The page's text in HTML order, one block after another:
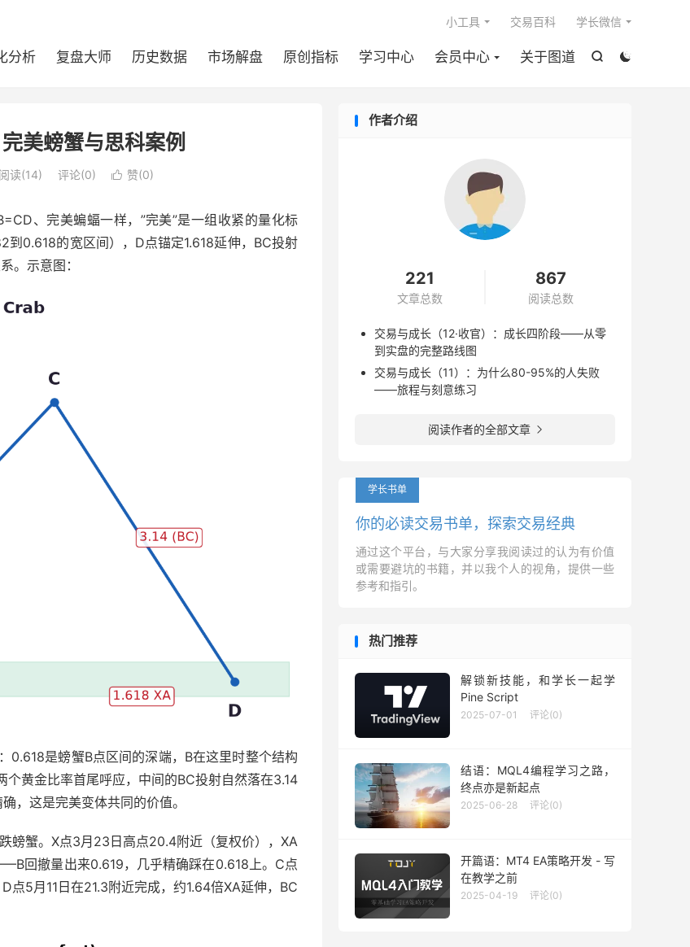


分析 复盘大师 历史数据 市场解盘 原创指标 学习中心 会员中心 关于图道
小工具 交易百科 学长微信
美螃蟹与思科案例
阅读(14) 评论(0)  赞(0)
、完美蝙蝠一样，”完美”是一组收紧的量化标
0.618的宽区间），D点锚定1.618延伸，BC投射
。示意图：
0.618是螃蟹B点区间的深端，B在这里时整个结构
黄金比率首尾呼应，中间的BC投射自然落在3.14
，这是完美变体共同的价值。
螃蟹。X点3月23日高点20.4附近（复权价），XA
回撤量出来0.619，几乎精确踩在0.618上。C点
5月11日在21.3附近完成，约1.64倍XA延伸，BC
作者介绍
221
文章总数
867
阅读总数
交易与成长（12·收官）：成长四阶段——从零
到实盘的完整路线图
交易与成长（11）：为什么80-95%的人失败
——旅程与刻意练习
阅读作者的全部文章 
学长书单
你的必读交易书单，探索交易经典
通过这个平台，与大家分享我阅读过的认为有价值
或需要避坑的书籍，并以我个人的视角，提供一些
参考和指引。
热门推荐
解锁新技能，和学长一起学
Pine Script
2025-07-01 评论(0)
结语：MQL4编程学习之路，
终点亦是新起点
2025-06-28 评论(0)
开篇语：MT4 EA策略开发 - 写
在教学之前
2025-04-19 评论(0)